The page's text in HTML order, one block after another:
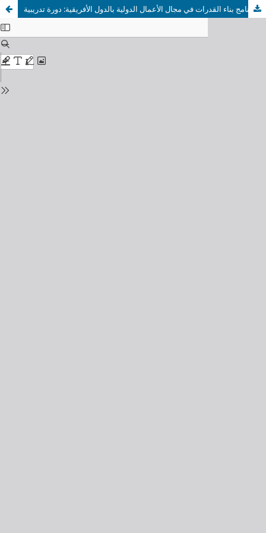
برنامج بناء القدرات بالمعهد: الكورسات القصيرة: برنامج بناء القدرات في مجال الأعمال الدولية بالدول الأفريقية: دورة تدريبية